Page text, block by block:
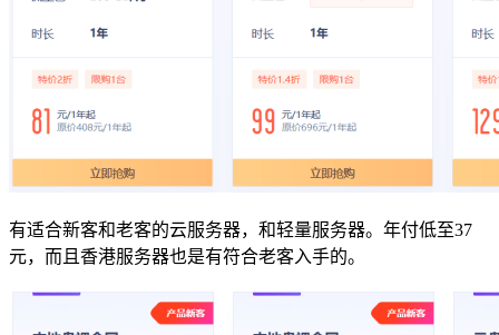
有适合新客和老客的云服务器，和轻量服务器。年付低至37
元，而且香港服务器也是有符合老客入手的。